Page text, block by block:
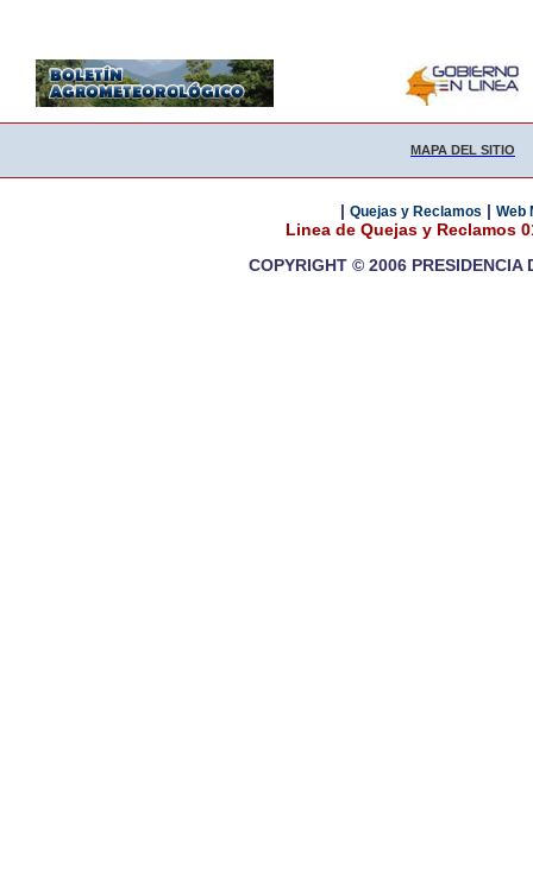
MAPA DEL SITIO
| Quejas y Reclamos | Web
Linea de Quejas y Reclamos
COPYRIGHT © 2006 PRESIDENCIA